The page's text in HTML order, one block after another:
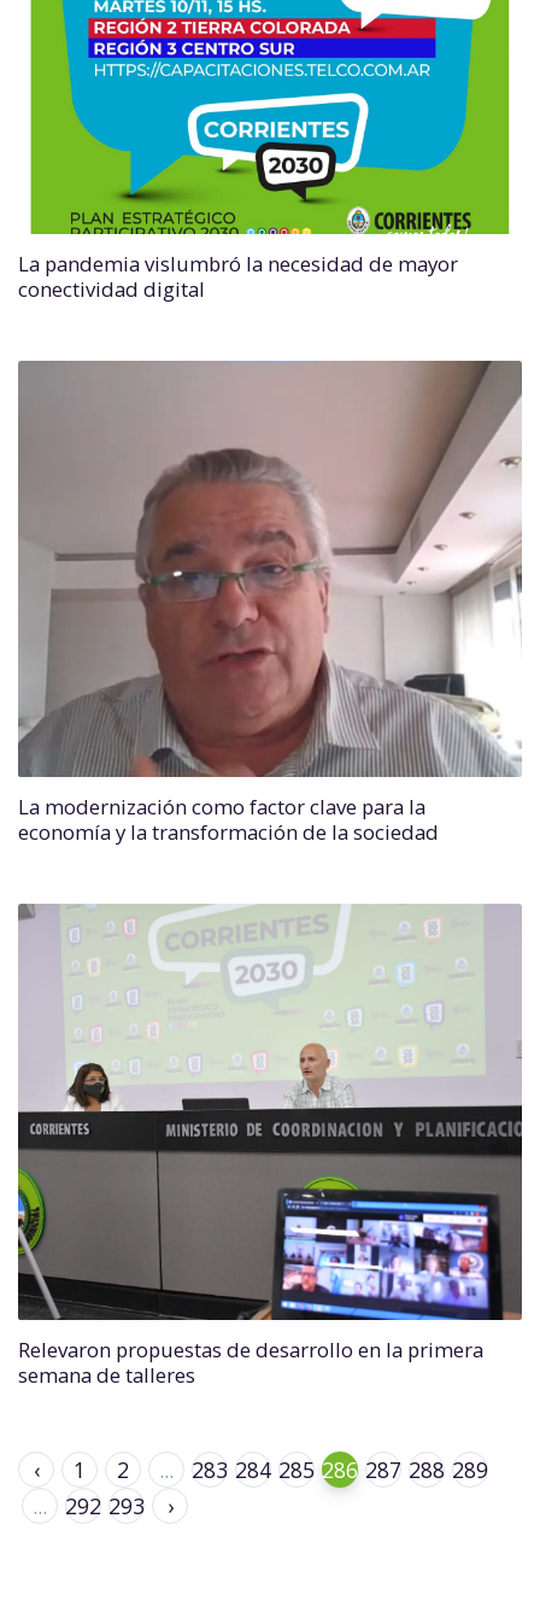
La pandemia vislumbró la necesidad de mayor
conectividad digital
La modernización como factor clave para la
economía y la transformación de la sociedad
Relevaron propuestas de desarrollo en la primera
semana de talleres
‹ 1 2 ... 283 284 285 286 287 288 289
...
292 293 ›